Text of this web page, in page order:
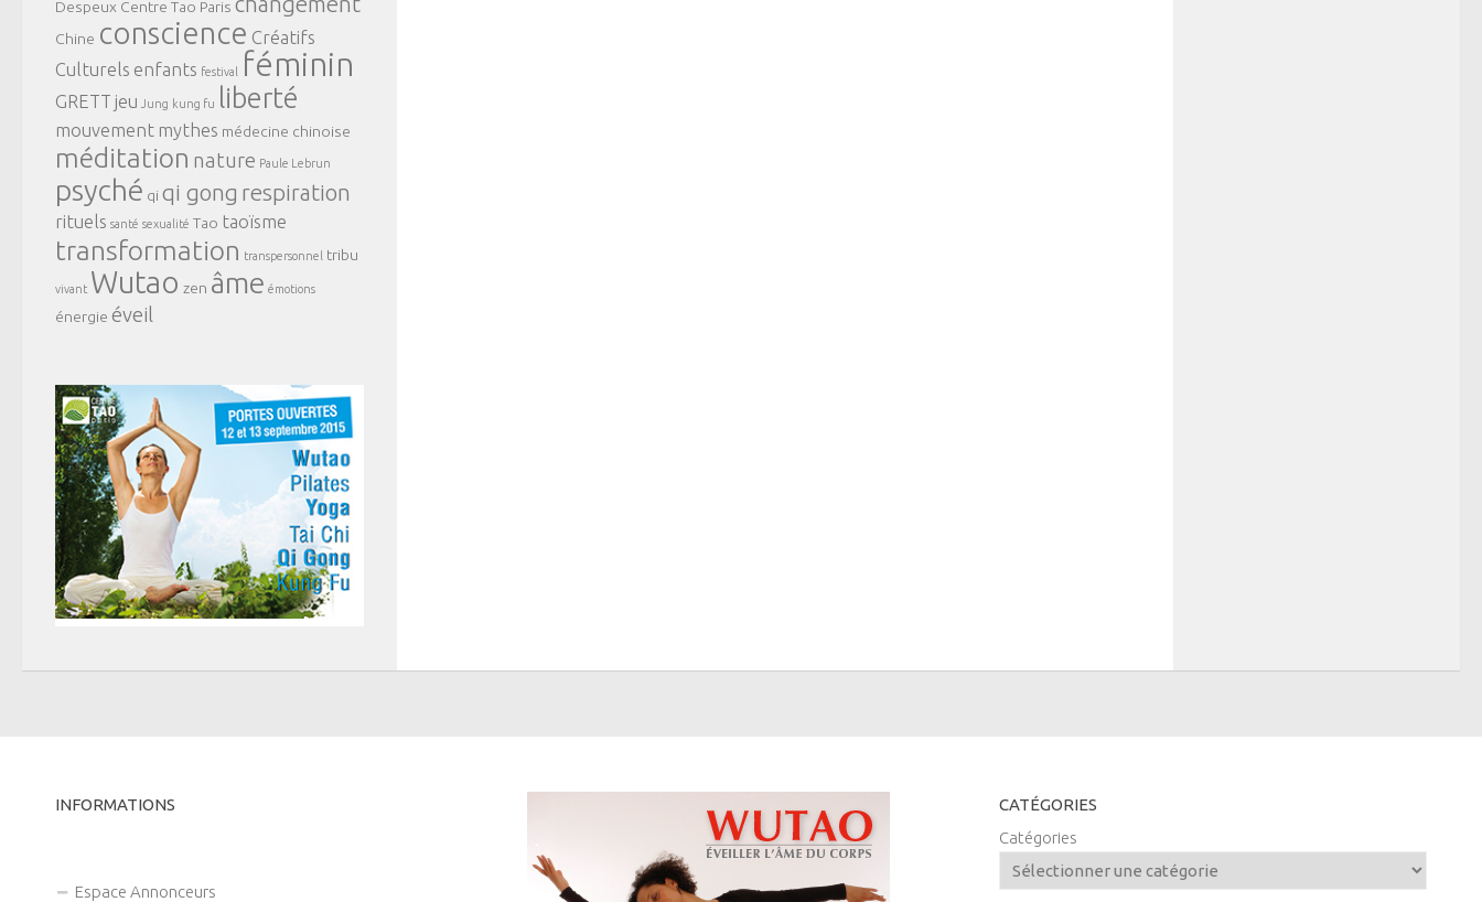
Despeux Centre Tao Paris
Chine conscience Créatifs
Culturels enfants festival féminin
GRETT jeu Jung kung fu liberté
mouvement mythes médecine chinoise
méditation nature Paule Lebrun
psyché qi qi gong respiration
rituels santé sexualité Tao taoïsme
transformation transpersonnel tribu
vivant Wutao zen âme émotions
énergie éveil
INFORMATIONS
Espace Annonceurs
CATÉGORIES
Catégories